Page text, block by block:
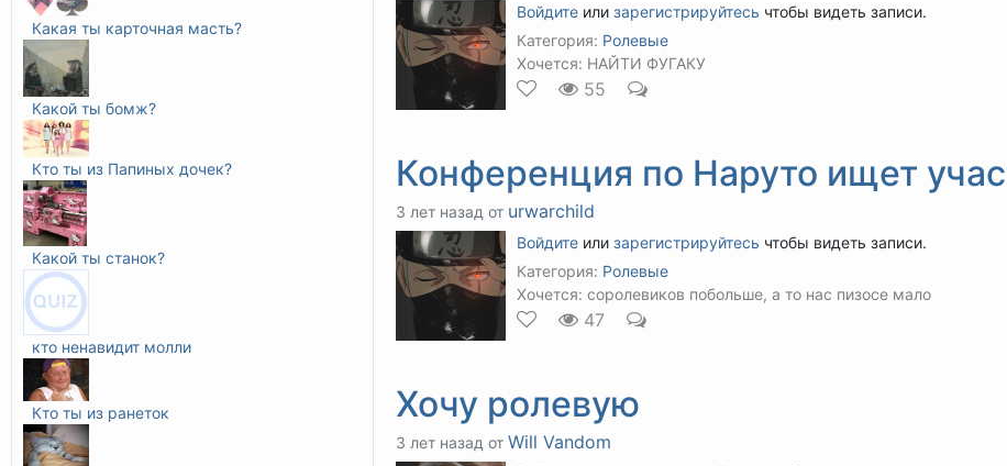
Какая ты карточная масть?
Какой ты бомж?
Кто ты из Папиных дочек?
Какой ты станок?
кто ненавидит молли
Кто ты из ранеток
Войдите или зарегистрируйтесь чтобы видеть записи.
Категория: Ролевые
Хочется: НАЙТИ ФУГАКУ
55
Конференция по Наруто ищет
3 лет назад от urwarchild
Войдите или зарегистрируйтесь чтобы видеть записи.
Категория: Ролевые
Хочется: соролевиков побольше, а то нас пизосе мало
47
Хочу ролевую
3 лет назад от Will Vandom